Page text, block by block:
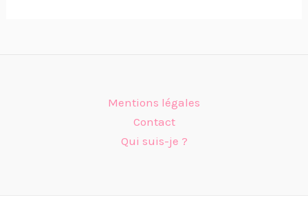
Mentions légales
Contact
Qui suis-je ?